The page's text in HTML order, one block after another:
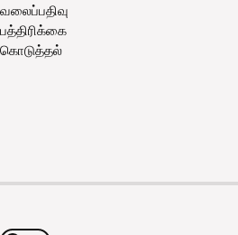
வலைப்பதிவு
பத்திரிக்கை
கொடுத்தல்